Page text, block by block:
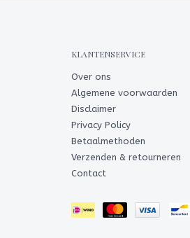
KLANTENSERVICE
Over ons
Algemene voorwaarden
Disclaimer
Privacy Policy
Betaalmethoden
Verzenden & retourneren
Contact